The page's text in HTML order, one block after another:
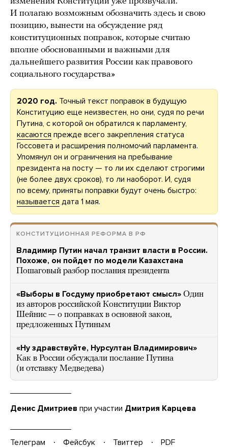
И полагаю возможным обозначить здесь и свою
позицию, вынести на обсуждение ряд
конституционных поправок, которые считаю
вполне обоснованными и важными для
дальнейшего развития России как правового
социального государства»
2020 год. Точный текст поправок в будущую
Конституцию еще неизвестен, но они, судя по речи
Путина, с которой он обратился к парламенту,
касаются прежде всего закрепления статуса
Госсовета и расширения полномочий парламента.
Упомянул он и ограничения на пребывание
президента на посту — то ли их сделают строгими
(не более двух сроков), то ли наоборот. И, судя
по всему, приняты поправки будут очень быстро:
называется дата 1 мая.
КОНСТИТУЦИОННАЯ РЕФОРМА В РФ
Владимир Путин начал транзит власти в России.
Похоже, он пойдет по модели Казахстана
Пошаговый разбор послания президента
«Выборы в Госдуму приобретают смысл» Один
из авторов российской Конституции Виктор
Шейнис — о поправках в основной закон,
предложенных Путиным
«Ну здравствуйте, Нурсултан Владимирович»
Как в России обсуждали послание Путина
(и отставку Медведева)
Денис Дмитриев при участии Дмитрия Карцева
Телеграм Фейсбук Твиттер
PDF